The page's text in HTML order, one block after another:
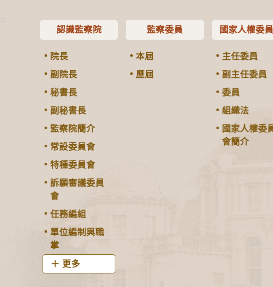
:::
認識監察院
院長
副院長
秘書長
副秘書長
監察院簡介
常設委員會
特種委員會
訴願審議委員
會
任務編組
單位編制與職
掌
更多
監察委員
本屆
歷屆
國家人權委
主任委員
副主任委員
委員
組織法
國家人權委
會簡介